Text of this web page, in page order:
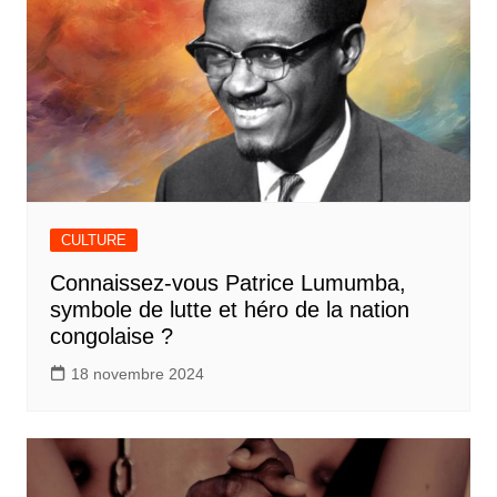
CULTURE
Connaissez-vous Patrice Lumumba,
symbole de lutte et héro de la nation
congolaise ?
18 novembre 2024